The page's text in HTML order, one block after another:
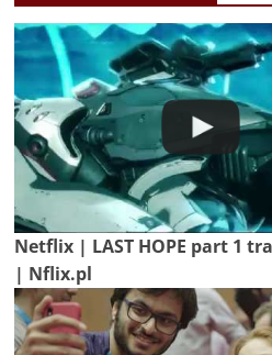
Netflix | LAST HOPE part 1
| Nflix.pl